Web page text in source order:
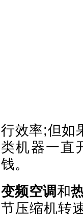
行效率;但如
类机器一直
钱。
变频空调和
节压缩机转